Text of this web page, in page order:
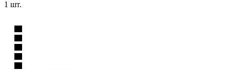
1 шт.